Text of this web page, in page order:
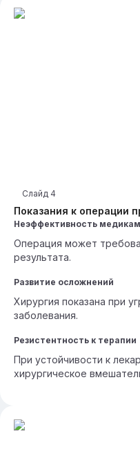
Показания к операции
Слайд 4
Неэффективность
Операция может
результата.
Развитие осложнений
Хирургия показана при
заболевания.
Резистентность к терапии
При устойчивости к
хирургическое